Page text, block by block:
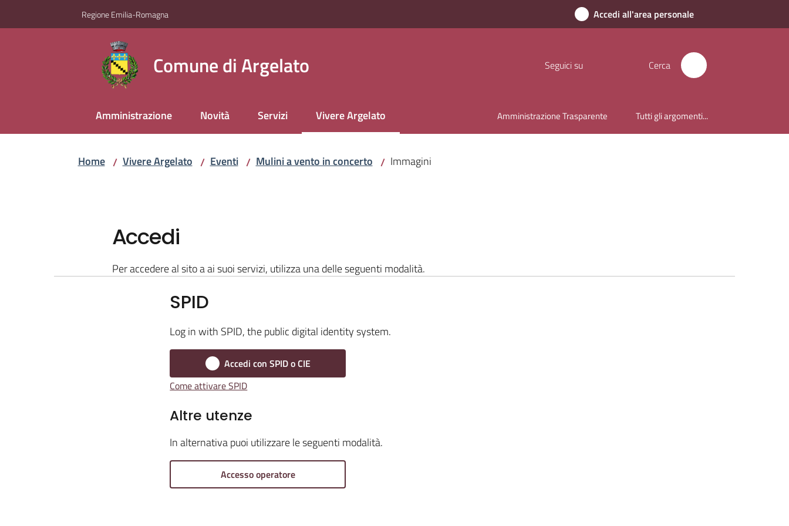
Regione Emilia-Romagna Accedi all'area personale
Comune di Argelato Seguici su Cerca
Amministrazione Novità Servizi Vivere Argelato
Menu selezionato Amministrazione Trasparente Tutti gli argomenti...
Home / Vivere Argelato / Eventi / Mulini a vento in concerto / Immagini
Accedi
Per accedere al sito a ai suoi servizi, utilizza una delle seguenti modalità.
SPID
Log in with SPID, the public digital identity system.
Accedi con SPID o CIE
Come attivare SPID
Altre utenze
In alternativa puoi utilizzare le seguenti modalità.
Accesso operatore